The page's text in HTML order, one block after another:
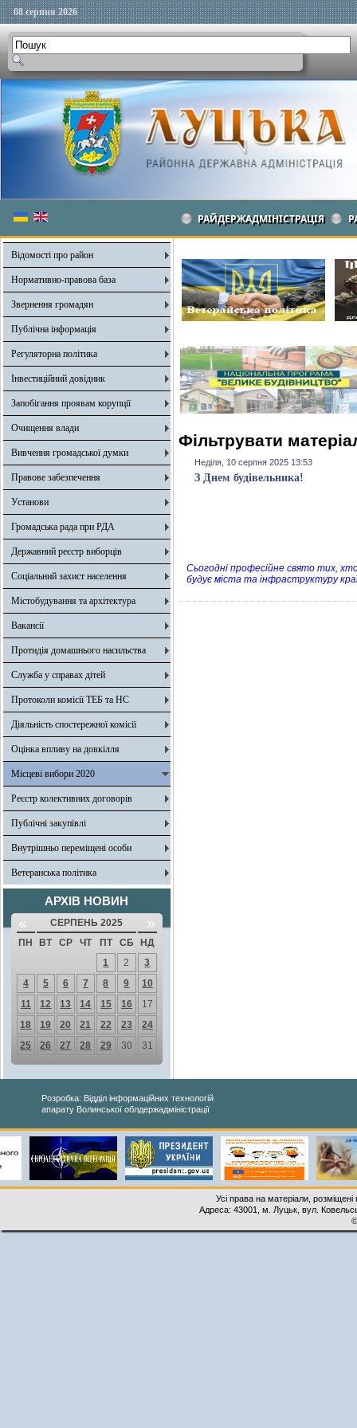
08 серпня 2026
РАЙДЕРЖАДМІНІСТРАЦІЯ
Відомості про район
Нормативно-правова база
Звернення громадян
Публічна інформація
Регуляторна політика
Інвестиційний довідник
Запобігання проявам корупції
Очищення влади
Вивчення громадської думки
Правове забезпечення
Установи
Громадська рада при РДА
Державний реєстр виборців
Соціальний захист населення
Містобудування та архітектура
Вакансії
Протидія домашнього насильства
Служба у справах дітей
Протоколи комісії ТЕБ та НС
Діяльність спостережної комісії
Оцінка впливу на довкілля
Місцеві вибори 2020
Реєстр колективних договорів
Публічні закупівлі
Внутрішньо переміщені особи
Ветеранська політика
АРХІВ НОВИН
« СЕРПЕНЬ 2025 »
ПН ВТ СР ЧТ ПТ СБ
НД
1
2
3
4
5 6 7 8 9
10
11
12 13 14 15 16
17
18
19 20 21 22 23
24
25
26 27 28 29 30 31
Фільтрувати
Неділя, 10 серпня 2025 13:53
З Днем будівельника!
Сьогодні професійне свято тих,
будує міста та інфраструктуру
Розробка: Відділ інформаційних технологій
апарату Волинської облдержадміністрації
Усі права на матеріали,
Адреса: 43001, м. Луцьк, вул.